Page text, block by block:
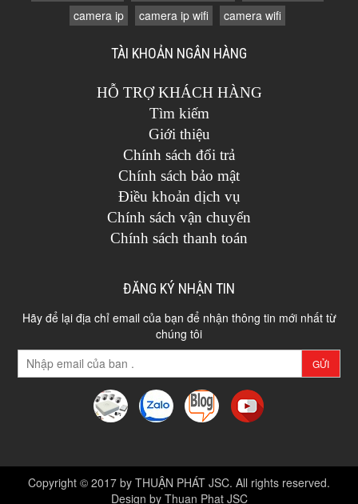
camera ip
camera ip wifi camera wifi
TÀI KHOẢN NGÂN HÀNG
HỖ TRỢ KHÁCH HÀNG
Tìm kiếm
Giới thiệu
Chính sách đổi trả
Chính sách bảo mật
Điều khoản dịch vụ
Chính sách vận chuyển
Chính sách thanh toán
ĐĂNG KÝ NHẬN TIN
Hãy để lại địa chỉ email của bạn để nhận thông tin mới nhất từ
chúng tôi
GỬI
Copyright © 2017 by THUẬN PHÁT JSC. All rights reserved.
Design by Thuan Phat JSC